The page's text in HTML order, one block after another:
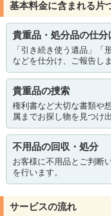
基本料金に含まれる片
貴重品・処分品の仕分
「引き続き使う遺品」「
などを仕分け、ご報告しま
貴重品の捜索
権利書など大切な書類や
属までお探し物を見つけ
不用品の回収・処分
お客様に不用品とご判断
を行います。
サービスの流れ